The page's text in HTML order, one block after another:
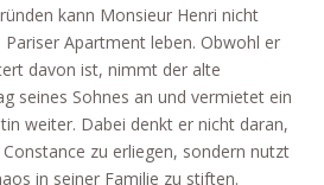
kann Monsieur Henri nicht
Apartment leben. Obwohl er
davon ist, nimmt der alte
seines Sohnes an und vermietet ein
weiter. Dabei denkt er nicht daran,
zu erliegen, sondern nutzt
in seiner Familie zu stiften.